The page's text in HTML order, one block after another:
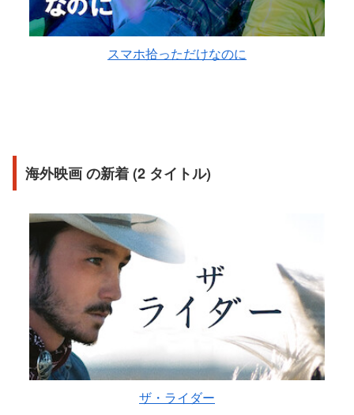
スマホ拾っただけなのに
海外映画 の新着 (2 タイトル)
ザ・ライダー